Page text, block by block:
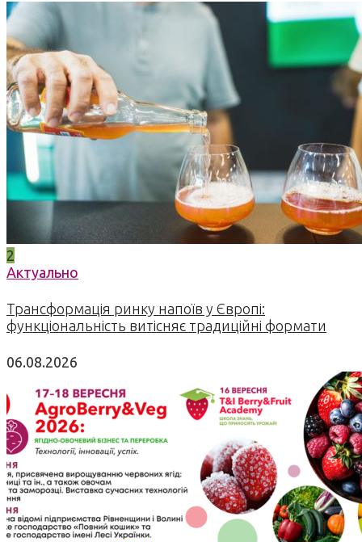
2
Актуально
Трансформація ринку напоїв у Європі:
функціональність витісняє традиційні формати
06.08.2026